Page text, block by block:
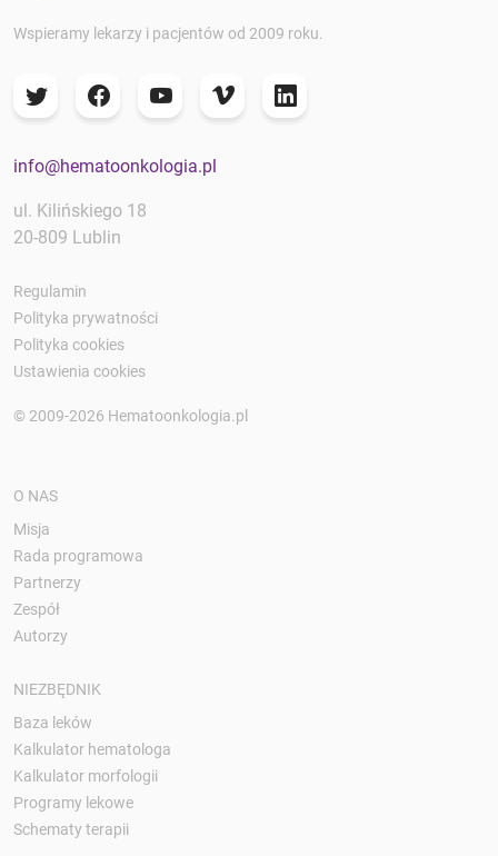
Wspieramy lekarzy i pacjentów od 2009 roku.
info@hematoonkologia.pl
ul. Kilińskiego 18
20-809 Lublin
Regulamin
Polityka prywatności
Polityka cookies
Ustawienia cookies
© 2009-2026 Hematoonkologia.pl
O NAS
Misja
Rada programowa
Partnerzy
Zespół
Autorzy
NIEZBĘDNIK
Baza leków
Kalkulator hematologa
Kalkulator morfologii
Programy lekowe
Schematy terapii